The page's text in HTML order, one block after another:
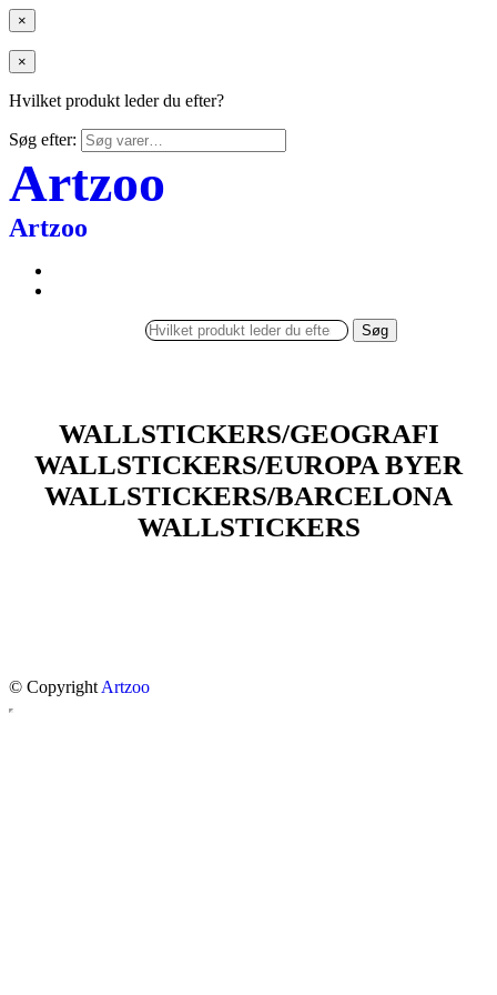
×
×
Hvilket produkt leder du efter?
Søg efter:
Artzoo
Artzoo
Søg
WALLSTICKERS/GEOGRAFI
WALLSTICKERS/EUROPA BYER
WALLSTICKERS/BARCELONA
WALLSTICKERS
© Copyright Artzoo